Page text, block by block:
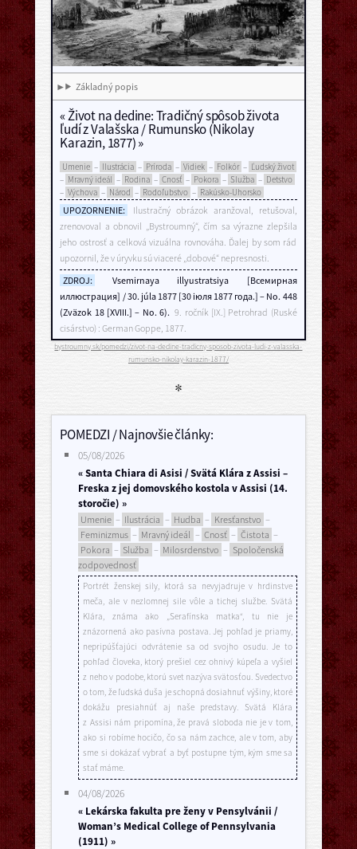
Základný popis
«Život na dedine: Tradičný spôsob života
ľudí z Valašska / Rumunsko (Nikolay
Karazin, 1877)»
Umenie – Ilustrácia – Príroda – Vidiek – Folkór – Ľudský život
– Mravný ideál – Rodina – Cnosť – Pokora – Služba – Detstvo
– Výchova – Národ – Rodoľubstvo – Rakúsko-Uhorsko
UPOZORNENIE:
Ilustračný obrázok aranžoval, retušoval,
zrenovoval a obnovil „Bystroumný“, čím sa výrazne zlepšila
jeho ostrosť a celková vizuálna rovnováha. Ďalej by som rád
upozornil, že v úryvku sú viaceré „dobové“ nepresnosti.
ZDROJ:
Vsemirnaya illyustratsiya [Всемирная
иллюстрация] / 30. júla 1877 [30 іюля 1877 года.] – No. 448
(Zväzok 18 [XVIII.] – No. 6). 9. ročník [IX.] Petrohrad (Ruské
cisárstvo) : German Goppe, 1877.
bystroumny.sk/pomedzi/zivot-na-dedine-tradicny-sposob-zivota-ludi-z-valasska-
rumunsko-nikolay-karazin-1877/
*
POMEDZI / Najnovšie články:
05/08/2026
« Santa Chiara di Asisi / Svätá Klára z Assisi –
Freska z jej domovského kostola v Assisi (14.
storočie) »
Umenie – Ilustrácia – Hudba – Kresťanstvo –
Feminizmus – Mravný ideál – Cnosť – Čistota –
Pokora – Služba – Milosrdenstvo – Spoločenská
zodpovednosť
Portrét ženskej sily, ktorá sa nevyjadruje v hrdinstve
meča, ale v nezlomnej sile vôle a tichej službe. Svätá
Klára, známa ako „Serafínska matka“, tu nie je
znázornená ako pasívna postava. Jej pohľad je priamy,
nepripúšťajúci odvrátenie sa od svojho osudu. Je to
pohľad človeka, ktorý prešiel cez ohnivý kúpeľa a vyšiel
z neho v podobe, ktorú svet nazýva svätosťou. Svedectvo
o tom, že ľudská duša je schopná dosiahnuť výšiny, ktoré
dokážu presiahnúť aj naše predstavy. Svätá Klára
z Assisi nám pripomína, že pravá sloboda nie je v tom,
ako si robíme hocičo, čo sa nám zachce, ale v tom, aby
sme si dokázať vybrať a byť postupne tým, kým sme sa
stať máme.
04/08/2026
« Lekárska fakulta pre ženy v Pensylvánii /
Woman’s Medical College of Pennsylvania
(1911) »